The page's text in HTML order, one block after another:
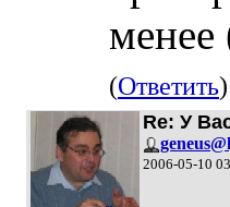
менее
(Ответить
Re: У
2006-05-10